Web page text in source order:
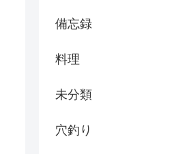
備忘録
料理
未分類
穴釣り